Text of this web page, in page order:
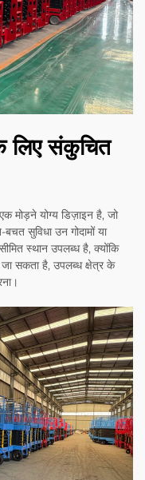
लिए संकुचित
मोड़ने योग्य डिज़ाइन है, जो
सुविधा उन गोदामों या
स्थान उपलब्ध है, क्योंकि
सकता है, उपलब्ध क्षेत्र के